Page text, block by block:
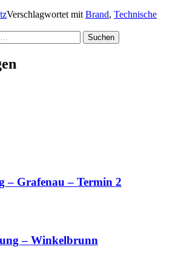
Verschlagwortet mit Brand, Technische
– Grafenau – Termin 2
– Winkelbrunn